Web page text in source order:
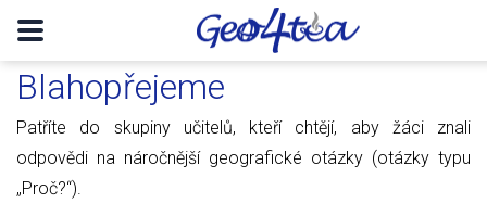
Blahopřejeme
Patříte do skupiny učitelů, kteří chtějí, aby žáci znali
odpovědi na náročnější geografické otázky (otázky typu
„Proč?“).